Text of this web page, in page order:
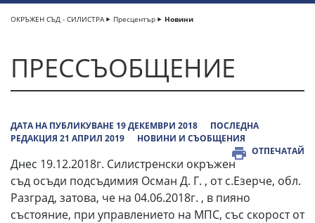
ОКРЪЖЕН СЪД - СИЛИСТРА Пресцентър Новини
ПРЕССЪОБЩЕНИЕ
ДАТА НА ПУБЛИКУВАНЕ 19 ДЕКЕМВРИ 2018
ПОСЛЕДНА
РЕДАКЦИЯ 21 АПРИЛ 2019
НОВИНИ И СЪОБЩЕНИЯ
ОТПЕЧАТАЙ
Днес 19.12.2018г. Силистренски окръжен
съд осъди подсъдимия Осман Д. Г. , от с.Езерче, обл.
Разград, затова, че на 04.06.2018г. , в пияно
състояние, при управлението на МПС, със скорост от